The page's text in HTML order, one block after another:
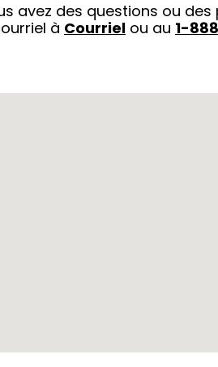
avez des questions ou
à Courriel ou au 1-